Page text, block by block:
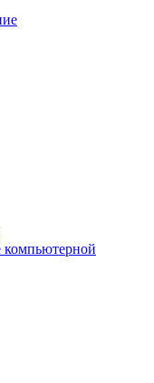
компьютерной